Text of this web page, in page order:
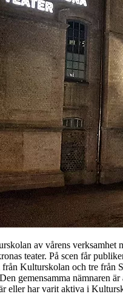
av vårens verksamhet
teater. På scen får
Kulturskolan och tre från
gemensamma nämnaren är
eller har varit aktiva i